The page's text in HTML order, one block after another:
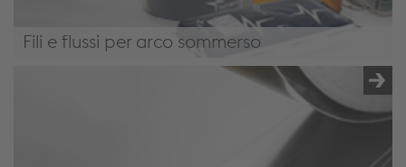
Fili e flussi per arco sommerso